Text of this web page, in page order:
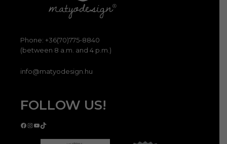
Phone: +36(70)775-8840
(between 8 a.m. and 4 p.m.)
info@matyodesign.hu
FOLLOW US!
Facebook
Instagram
YouTube
TikTok